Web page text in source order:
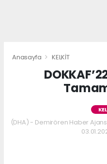
Anasayfa KELKİT
(DHA) - Demirören Haber